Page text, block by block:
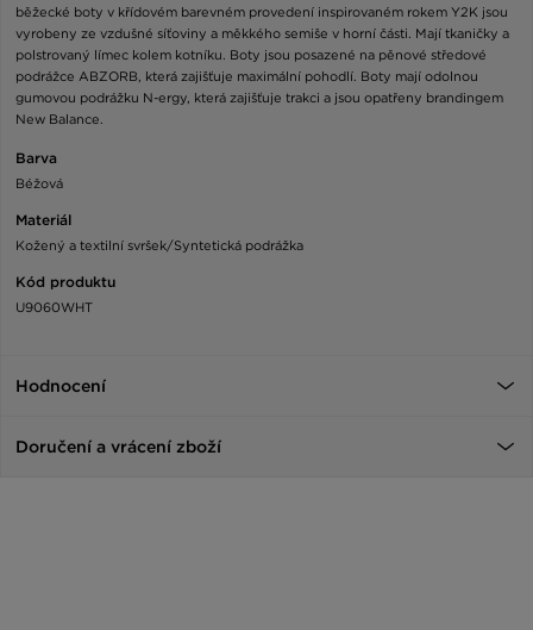
běžecké boty v křídovém barevném provedení inspirovaném rokem Y2K jsou
vyrobeny ze vzdušné síťoviny a měkkého semiše v horní části. Mají tkaničky a
polstrovaný límec kolem kotníku. Boty jsou posazené na pěnové středové
podrážce ABZORB, která zajišťuje maximální pohodlí. Boty mají odolnou
gumovou podrážku N-ergy, která zajišťuje trakci a jsou opatřeny brandingem
New Balance.
Barva
Béžová
Materiál
Kožený a textilní svršek/Syntetická podrážka
Kód produktu
U9060WHT
Hodnocení
Doručení a vrácení zboží